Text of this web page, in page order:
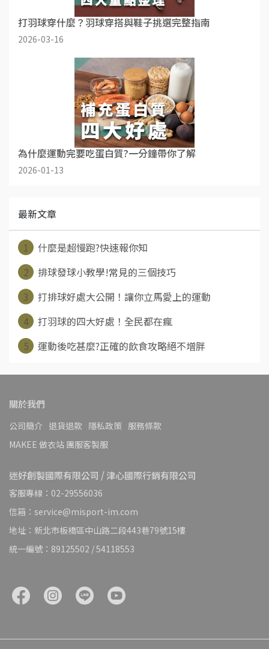
打羽球穿什麼？羽球穿搭與鞋子挑選完整指南
2026-03-16
為什麼運動完要吃蛋白質?一分鐘帶你了解
2026-01-13
最新文章
1
什麼是超慢跑?快速報你知
2
排球發球小教學!常見的三個技巧
3
打排球好處大公開！讓你立馬愛上的運動
4
打羽球的四大好處！全民都在瘋
5
運動後吃甚麼?正確的飲食攻略絕不增胖
關於我們
公司簡介 退貨退款 隱私政策 服務條款
MAKEE 做衣站 團服客製服
迷好創製國際有限公司 / 津心國際行銷有限公司
客服專線：02-29556036
信箱：service@misport-im.com
地址：新北市板橋區中山路二段443巷79號15樓
統一編號：89125502 / 54118553